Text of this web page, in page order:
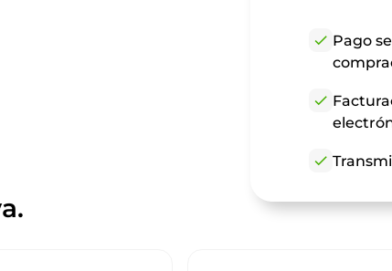
check Pago
check
check